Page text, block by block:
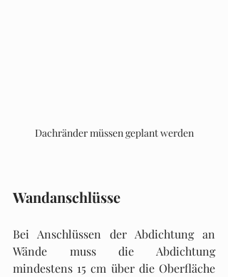
Dachränder müssen geplant werden
Wandanschlüsse
Bei Anschlüssen der Abdichtung an
Wände muss die Abdichtung
mindestens 15 cm über die Oberfläche